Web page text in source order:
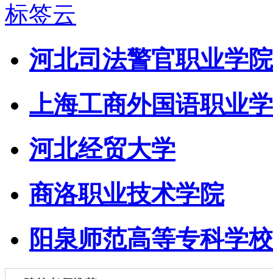
标签云
河北司法警官职业学院
上海工商外国语职业
河北经贸大学
商洛职业技术学院
阳泉师范高等专科学校